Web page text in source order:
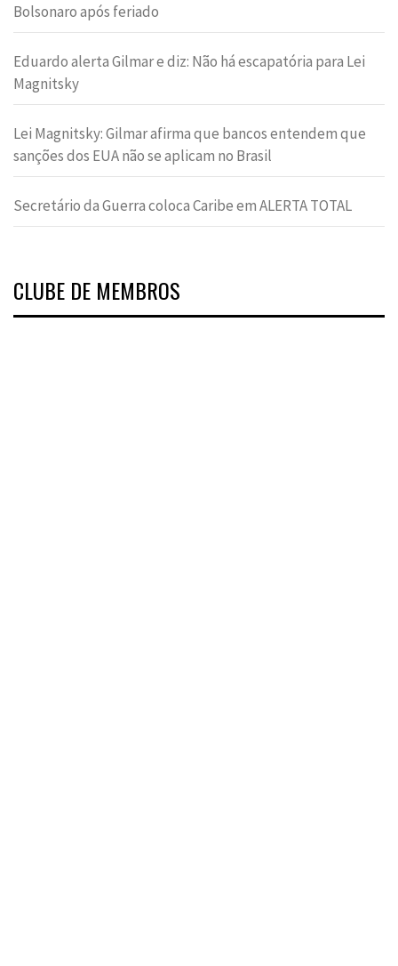
Bolsonaro após feriado
Eduardo alerta Gilmar e diz: Não há escapatória para Lei
Magnitsky
Lei Magnitsky: Gilmar afirma que bancos entendem que
sanções dos EUA não se aplicam no Brasil
Secretário da Guerra coloca Caribe em ALERTA TOTAL
CLUBE DE MEMBROS